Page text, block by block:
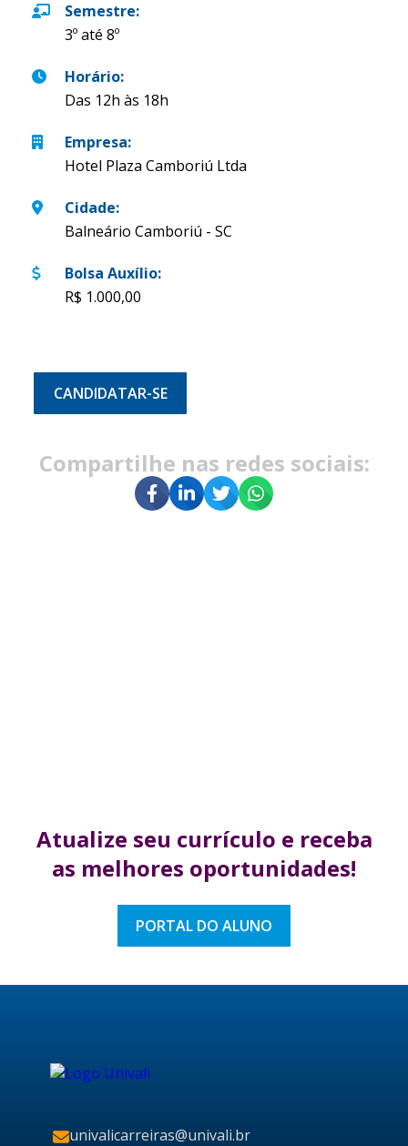
Semestre:
3º até 8º
Horário:
Das 12h às 18h
Empresa:
Hotel Plaza Camboriú Ltda
Cidade:
Balneário Camboriú - SC
Bolsa Auxílio:
R$ 1.000,00
CANDIDATAR-SE
Compartilhe nas redes sociais:
Atualize seu currículo e receba
as melhores oportunidades!
PORTAL DO ALUNO
univalicarreiras@univali.br